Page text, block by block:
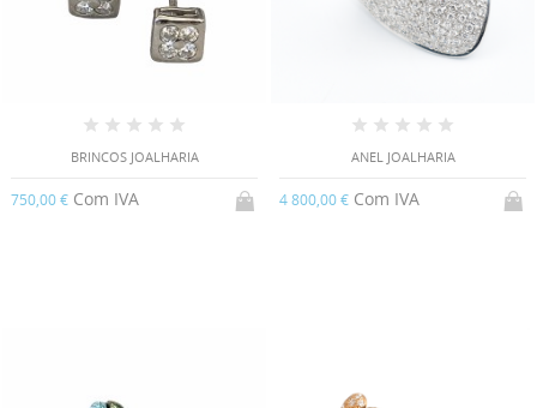
BRINCOS JOALHARIA
750,00 € Com IVA
ANEL JOALHARIA
4 800,00 € Com IVA